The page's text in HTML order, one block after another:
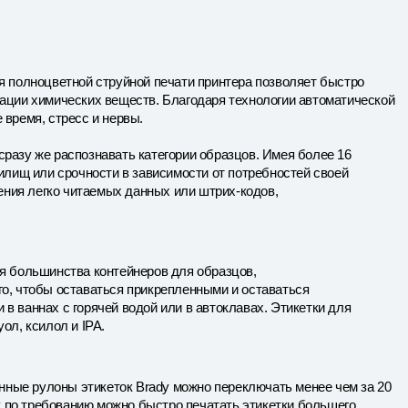
струйной печати принтера позволяет быстро
химических веществ. Благодаря технологии автоматической
время, стресс и нервы.
же распознавать категории образцов. Имея более 16
или срочности в зависимости от потребностей своей
легко читаемых данных или штрих-кодов,
контейнеров для образцов,
чтобы оставаться прикрепленными и оставаться
ваннах с горячей водой или в автоклавах. Этикетки для
ксилол и IPA.
рулоны этикеток Brady можно переключать менее чем за 20
по требованию можно быстро печатать этикетки большего